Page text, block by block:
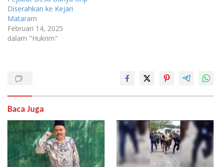
Diserahkan ke Kejari
Mataram
Februari 14, 2025
dalam "Hukrim"
Baca Juga